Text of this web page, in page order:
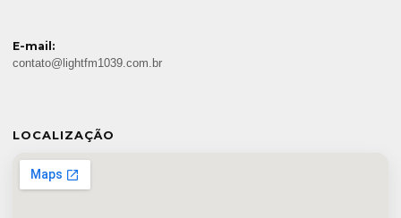
E-mail:
contato@lightfm1039.com.br
LOCALIZAÇÃO